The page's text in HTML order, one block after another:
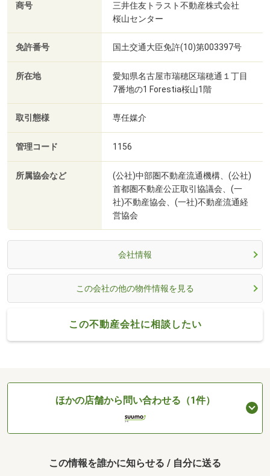
商号
三井住友トラスト不動産株式会社
桜山センター
免許番号 国土交通大臣免許(10)第003397号
所在地
愛知県名古屋市瑞穂区瑞穂通１丁目
7番地の1 Forestia桜山1階
取引態様 専任媒介
管理コード 1156
所属協会など
(公社)中部圏不動産流通機構、(公社)
首都圏不動産公正取引協議会、(一
社)不動産協会、(一社)不動産流通経
営協会
会社情報
この会社の他の物件情報を見る
この不動産会社に相談したい
ほかの店舗から問い合わせる（1件）
この情報を誰かに知らせる / 自分に送る